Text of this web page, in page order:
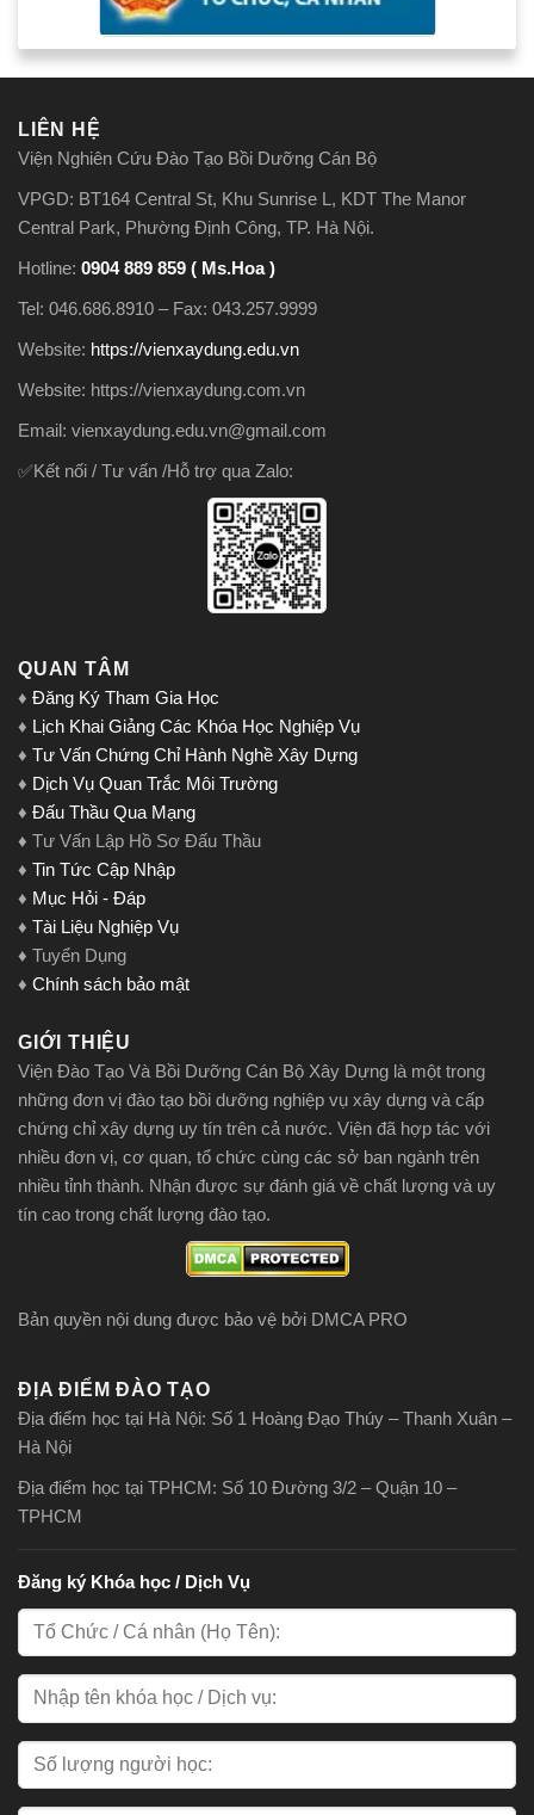
LIÊN HỆ
Viện Nghiên Cứu Đào Tạo Bồi Dưỡng Cán Bộ
VPGD: BT164 Central St, Khu Sunrise L, KDT The Manor
Central Park, Phường Định Công, TP. Hà Nội.
Hotline: 0904 889 859 ( Ms.Hoa )
Tel: 046.686.8910 – Fax: 043.257.9999
Website: https://vienxaydung.edu.vn
Website: https://vienxaydung.com.vn
Email: vienxaydung.edu.vn@gmail.com
✅Kết nối / Tư vấn /Hỗ trợ qua Zalo:
QUAN TÂM
♦ Đăng Ký Tham Gia Học
♦ Lịch Khai Giảng Các Khóa Học Nghiệp Vụ
♦ Tư Vấn Chứng Chỉ Hành Nghề Xây Dựng
♦ Dịch Vụ Quan Trắc Môi Trường
♦ Đấu Thầu Qua Mạng
♦ Tư Vấn Lập Hồ Sơ Đấu Thầu
♦ Tin Tức Cập Nhập
♦ Mục Hỏi - Đáp
♦ Tài Liệu Nghiệp Vụ
♦ Tuyển Dụng
♦ Chính sách bảo mật
GIỚI THIỆU
Viện Đào Tạo Và Bồi Dưỡng Cán Bộ Xây Dựng là một trong
những đơn vị đào tạo bồi dưỡng nghiệp vụ xây dựng và cấp
chứng chỉ xây dựng uy tín trên cả nước. Viện đã hợp tác với
nhiều đơn vị, cơ quan, tổ chức cùng các sở ban ngành trên
nhiều tỉnh thành. Nhận được sự đánh giá về chất lượng và uy
tín cao trong chất lượng đào tạo.
Bản quyền nội dung được bảo vệ bởi DMCA PRO
ĐỊA ĐIỂM ĐÀO TẠO
Địa điểm học tại Hà Nội: Số 1 Hoàng Đạo Thúy – Thanh Xuân –
Hà Nội
Địa điểm học tại TPHCM: Số 10 Đường 3/2 – Quận 10 –
TPHCM
Đăng ký Khóa học / Dịch Vụ